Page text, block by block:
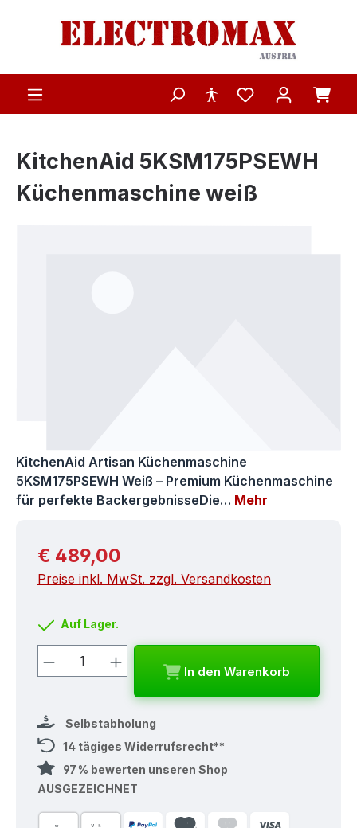
Zum Hauptinhalt springen
KitchenAid 5KSM175PSEWH
Küchenmaschine weiß
KitchenAid Artisan Küchenmaschine
5KSM175PSEWH Weiß – Premium Küchenmaschine
für perfekte BackergebnisseDie… Mehr
Regulärer Preis:
€ 489,00
Preise inkl. MwSt. zzgl. Versandkosten
Auf Lager.
Produkt Anzahl: Gib den
In den Warenkorb
Selbstabholung
14 tägiges Widerrufsrecht**
97 % bewerten unseren Shop
AUSGEZEICHNET